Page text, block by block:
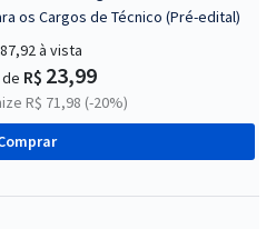
os Cargos de Técnico (Pré-edital)
à vista
R$ 23,99
R$ 71,98 (-20%)